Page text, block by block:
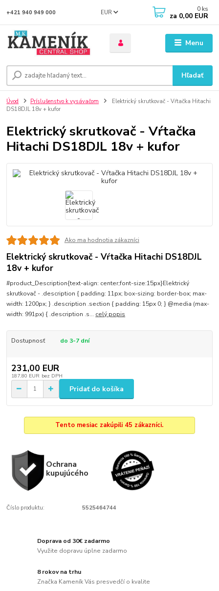
Menu
EUR
Hľadať
+421 940 949 000 0 ks
za 0,00 EUR
Úvod Príslušenstvo k vysávačom
Elektrický skrutkovač - Vŕtačka Hitachi
DS18DJL 18v + kufor
Elektrický skrutkovač - Vŕtačka
Hitachi DS18DJL 18v + kufor
Ako ma hodnotia zákazníci
Elektrický skrutkovač - Vŕtačka Hitachi DS18DJL
18v + kufor
#product_Description{text-align: center;font-size:15px}Elektrický
skrutkovač - .description { padding: 11px; box-sizing: border-box; max-
width: 1200px; } .description .section { padding: 15px 0; } @media (max-
width: 991px) { .description .s... celý popis
Dostupnosť do 3-7 dní
231,00 EUR
187,80 EUR bez DPH
Pridať do košíka
Tento mesiac zakúpili 45 zákazníci.
Ochrana
kupujúcého
Číslo produktu: 5525464744
Doprava od 30€ zadarmo
Využite dopravu úplne zadarmo
8 rokov na trhu
Značka Kameník Vás presvedčí o kvalite